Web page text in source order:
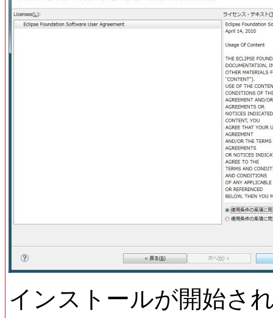
インストールが開始さ